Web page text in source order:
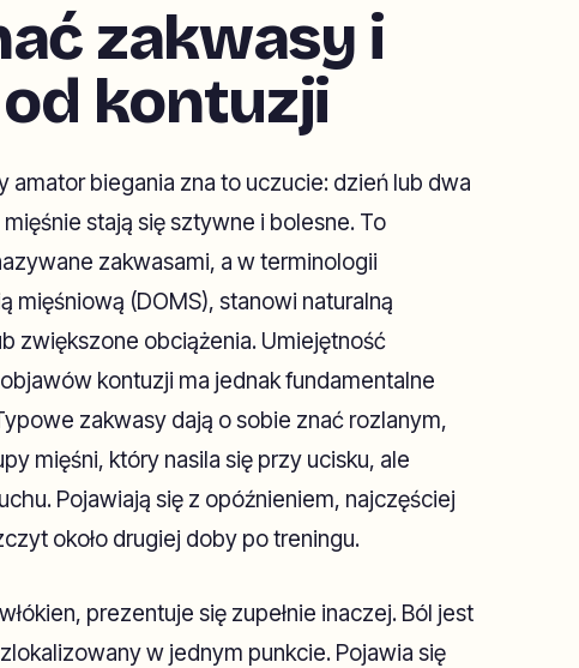
zakwasy i
kontuzji
amator biegania zna to uczucie: dzień lub dwa
stają się sztywne i bolesne. To
zakwasami, a w terminologii
mięśniową (DOMS), stanowi naturalną
zwiększone obciążenia. Umiejętność
kontuzji ma jednak fundamentalne
zakwasy dają o sobie znać rozlanym,
mięśni, który nasila się przy ucisku, ale
Pojawiają się z opóźnieniem, najczęściej
około drugiej doby po treningu.
prezentuje się zupełnie inaczej. Ból jest
w jednym punkcie. Pojawia się